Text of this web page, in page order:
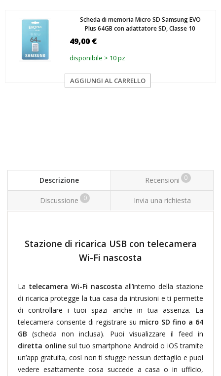
Scheda di memoria Micro SD Samsung EVO
Plus 64GB con adattatore SD, Classe 10
49,00 €
disponibile > 10 pz
AGGIUNGI AL CARRELLO
Descrizione Recensioni 0
Discussione 0 Invia una richiesta
Stazione di ricarica USB con telecamera
Wi-Fi nascosta
La telecamera Wi-Fi nascosta all’interno della stazione
di ricarica protegge la tua casa da intrusioni e ti permette
di controllare i tuoi spazi anche in tua assenza. La
telecamera consente di registrare su micro SD fino a 64
GB (scheda non inclusa). Puoi visualizzare il feed in
diretta onlinesul tuo smartphone Android o iOS tramite
un’app gratuita, così non ti sfugge nessun dettaglio e puoi
vedere esattamente cosa succede a casa o in ufficio,